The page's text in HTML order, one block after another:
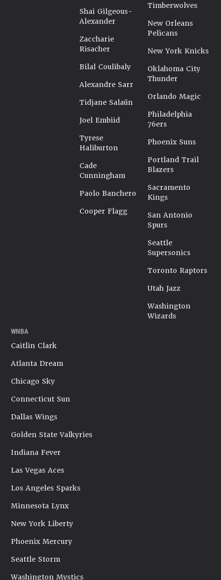
Shai Gilgeous-
Alexander
Zaccharie
Risacher
Bilal Coulibaly
Alexandre Sarr
Tidjane Salaün
Joel Embiid
Tyrese
Haliburton
Cade
Cunningham
Paolo Banchero
Cooper Flagg
Timberwolves
New Orleans
Pelicans
New York Knicks
Oklahoma City
Thunder
Orlando Magic
Philadelphia
76ers
Phoenix Suns
Portland Trail
Blazers
Sacramento
Kings
San Antonio
Spurs
Seattle
Supersonics
Toronto Raptors
Utah Jazz
Washington
Wizards
WNBA
Caitlin Clark
Atlanta Dream
Chicago Sky
Connecticut Sun
Dallas Wings
Golden State Valkyries
Indiana Fever
Las Vegas Aces
Los Angeles Sparks
Minnesota Lynx
New York Liberty
Phoenix Mercury
Seattle Storm
Washington Mystics